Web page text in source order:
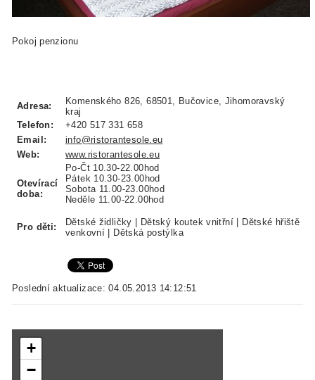
Pokoj penzionu
Adresa:
Komenského 826, 68501, Bučovice, Jihomoravský
kraj
Telefon:
+420 517 331 658
Email:
info@ristorantesole.eu
Web:
www.ristorantesole.eu
Otevírací
doba:
Po-Čt 10.30-22.00hod
Pátek 10.30-23.00hod
Sobota 11.00-23.00hod
Neděle 11.00-22.00hod
Pro děti:
Dětské židličky | Dětský koutek vnitřní | Dětské hřiště
venkovní | Dětská postýlka
Poslední aktualizace: 04.05.2013 14:12:51
+
−